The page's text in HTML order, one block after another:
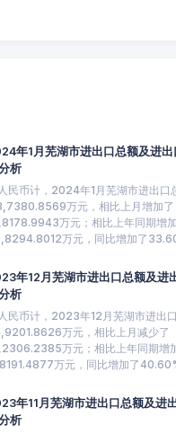
年1月芜湖市进出口总额及进出
析
民币计，2024年1月芜湖市进出口
万元，相比上月增加了
万元；相比上年同期增
万元，同比增加了
年12月芜湖市进出口总额及进
析
民币计，2023年12月芜湖市进出
万元，相比上月减少了
万元；相比上年同期增
万元，同比增加了
年11月芜湖市进出口总额及进
析